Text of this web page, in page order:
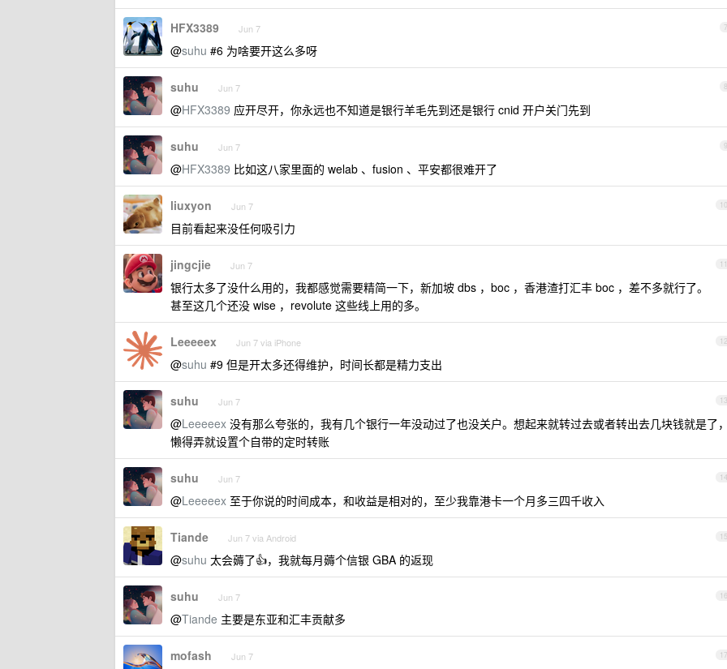
7
HFX3389 Jun 7
@suhu #6 为啥要开这么多呀
8
suhu Jun 7
@HFX3389 应开尽开，你永远也不知道是银行羊毛先到还是银行 cnid 开户关门先到
9
suhu Jun 7
@HFX3389 比如这八家里面的 welab 、fusion 、平安都很难开了
10
liuxyon Jun 7
目前看起来没任何吸引力
11
jingcjie Jun 7
银行太多了没什么用的，我都感觉需要精简一下，新加坡 dbs ，boc ，香港渣打汇丰 boc ，差不多就行了。
甚至这几个还没 wise ，revolute 这些线上用的多。
12
Leeeeex Jun 7 via iPhone
@suhu #9 但是开太多还得维护，时间长都是精力支出
13
suhu Jun 7
@Leeeeex 没有那么夸张的，我有几个银行一年没动过了也没关户。想起来就转过去或者转出去几块钱就是了，
懒得弄就设置个自带的定时转账
14
suhu Jun 7
@Leeeeex 至于你说的时间成本，和收益是相对的，至少我靠港卡一个月多三四千收入
15
Tiande Jun 7 via Android
@suhu 太会薅了👍，我就每月薅个信银 GBA 的返现
16
suhu Jun 7
@Tiande 主要是东亚和汇丰贡献多
17
mofash Jun 7